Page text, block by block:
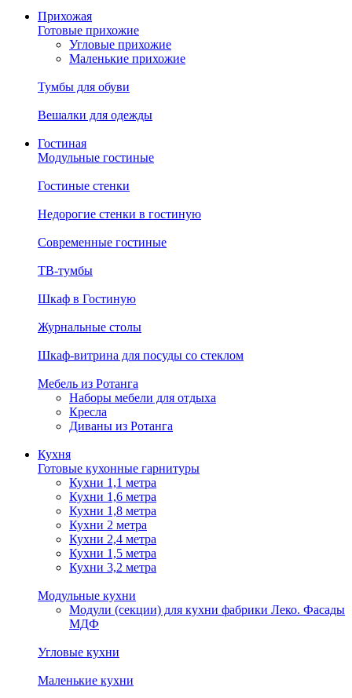
Прихожая
Готовые прихожие
Угловые прихожие
Маленькие прихожие
Тумбы для обуви
Вешалки для одежды
Гостиная
Модульные гостиные
Гостиные стенки
Недорогие стенки в гостиную
Современные гостиные
ТВ-тумбы
Шкаф в Гостиную
Журнальные столы
Шкаф-витрина для посуды со стеклом
Мебель из Ротанга
Наборы мебели для отдыха
Кресла
Диваны из Ротанга
Кухня
Готовые кухонные гарнитуры
Кухни 1,1 метра
Кухни 1,6 метра
Кухни 1,8 метра
Кухни 2 метра
Кухни 2,4 метра
Кухни 1,5 метра
Кухни 3,2 метра
Модульные кухни
Модули (секции) для кухни фабрики Леко. Фасады
МДФ
Угловые кухни
Маленькие кухни